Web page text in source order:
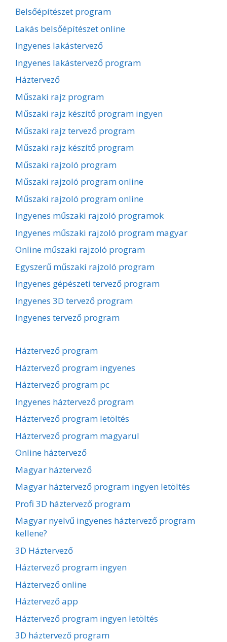
Belsőépítészet program
Lakás belsőépítészet online
Ingyenes lakástervező
Ingyenes lakástervező program
Háztervező
Műszaki rajz program
Műszaki rajz készítő program ingyen
Műszaki rajz tervező program
Műszaki rajz készítő program
Műszaki rajzoló program
Műszaki rajzoló program online
Műszaki rajzoló program online
Ingyenes műszaki rajzoló programok
Ingyenes műszaki rajzoló program magyar
Online műszaki rajzoló program
Egyszerű műszaki rajzoló program
Ingyenes gépészeti tervező program
Ingyenes 3D tervező program
Ingyenes tervező program
Háztervező program
Háztervező program ingyenes
Háztervező program pc
Ingyenes háztervező program
Háztervező program letöltés
Háztervező program magyarul
Online háztervező
Magyar háztervező
Magyar háztervező program ingyen letöltés
Profi 3D háztervező program
Magyar nyelvű ingyenes háztervező program
kellene?
3D Háztervező
Háztervező program ingyen
Háztervező online
Háztervező app
Háztervező program ingyen letöltés
3D háztervező program